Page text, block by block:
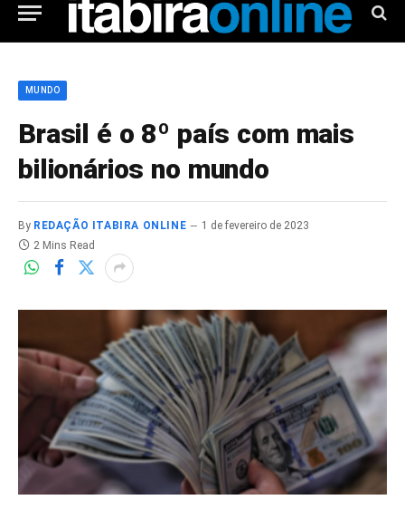
MUNDO
Brasil é o 8º país com mais
bilionários no mundo
By REDAÇÃO ITABIRA ONLINE
1 de fevereiro de 2023
2 Mins Read